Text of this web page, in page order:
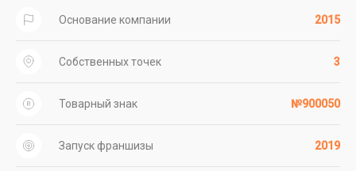
Основание компании 2015
Собственных точек 3
Товарный знак №900050
Запуск франшизы 2019